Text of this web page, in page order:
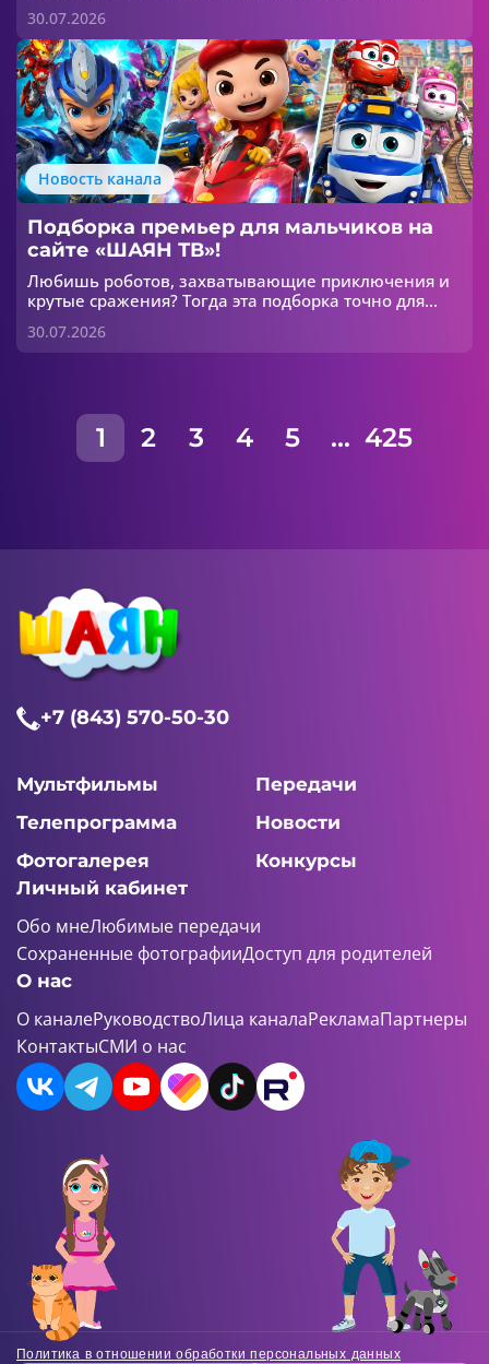
для начинающих и для тех, кто хочет улучшить
свои знания.
30.07.2026
Новость канала
Подборка премьер для мальчиков на
сайте «ШАЯН ТВ»!
Любишь роботов, захватывающие приключения и
крутые сражения? Тогда эта подборка точно для
30.07.2026
1 2 3 4 5 ... 425
+7 (843) 570-50-30
Мультфильмы
Передачи
Телепрограмма
Новости
Фотогалерея
Конкурсы
Личный кабинет
Обо мнеЛюбимые передачи
Сохраненные фотографииДоступ для родителей
О нас
О каналеРуководствоЛица каналаРекламаПартнеры
КонтактыСМИ о нас
Политика в отношении обработки персональных данных